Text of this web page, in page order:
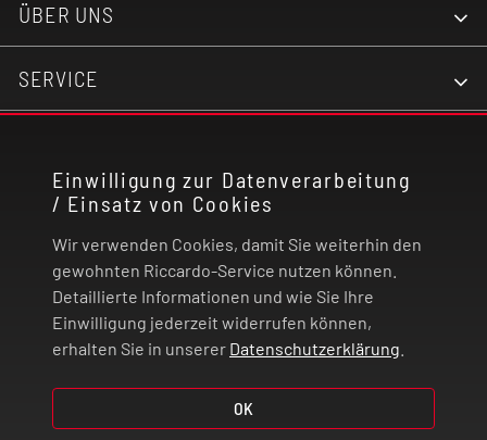
Einwilligung zur Datenverarbeitung
/ Einsatz von Cookies
Wir verwenden Cookies, damit Sie weiterhin den
gewohnten Riccardo-Service nutzen können.
Detaillierte Informationen und wie Sie Ihre
Einwilligung jederzeit widerrufen können,
erhalten Sie in unserer Datenschutzerklärung
OK
ÜBER UNS
SERVICE
RECHTLICHES
ZAHLUNG UND VERSAND
VERTRAG WIDERRUFEN
© 2026 | Riccardo Onlinestore GmbH